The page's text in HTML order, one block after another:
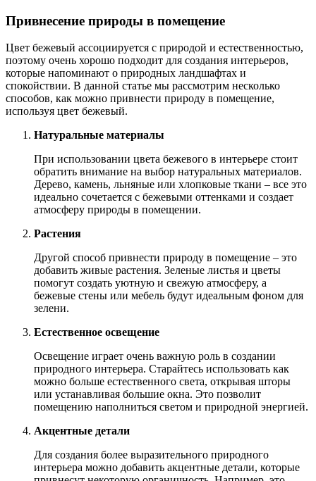
Привнесение природы в помещение
Цвет бежевый ассоциируется с природой и естественностью,
поэтому очень хорошо подходит для создания интерьеров,
которые напоминают о природных ландшафтах и
спокойствии. В данной статье мы рассмотрим несколько
способов, как можно привнести природу в помещение,
используя цвет бежевый.
Натуральные материалы
При использовании цвета бежевого в интерьере стоит
обратить внимание на выбор натуральных материалов.
Дерево, камень, льняные или хлопковые ткани – все это
идеально сочетается с бежевыми оттенками и создает
атмосферу природы в помещении.
Растения
Другой способ привнести природу в помещение – это
добавить живые растения. Зеленые листья и цветы
помогут создать уютную и свежую атмосферу, а
бежевые стены или мебель будут идеальным фоном для
зелени.
Естественное освещение
Освещение играет очень важную роль в создании
природного интерьера. Старайтесь использовать как
можно больше естественного света, открывая шторы
или устанавливая большие окна. Это позволит
помещению наполниться светом и природной энергией.
Акцентные детали
Для создания более выразительного природного
интерьера можно добавить акцентные детали, которые